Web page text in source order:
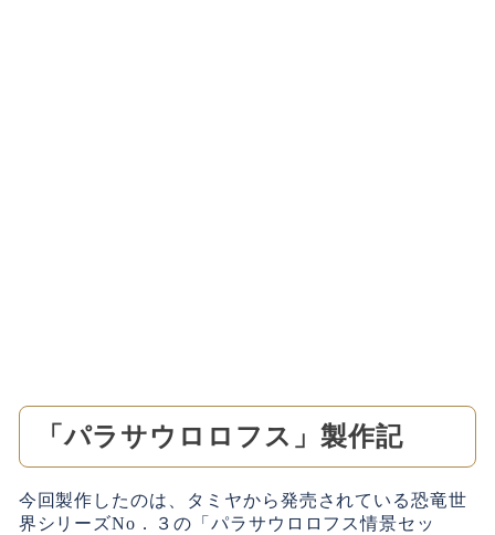
「パラサウロロフス」製作記
今回製作したのは、タミヤから発売されている恐竜世
界シリーズNo．３の「パラサウロロフス情景セッ